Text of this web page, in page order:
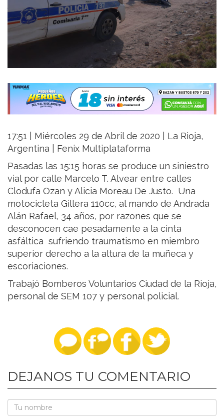
17:51 | Miércoles 29 de Abril de 2020 | La Rioja,
Argentina | Fenix Multiplataforma
Pasadas las 15:15 horas se produce un siniestro
vial por calle Marcelo T. Alvear entre calles
Clodufa Ozan y Alicia Moreau De Justo. Una
motocicleta Gillera 110cc, al mando de Andrada
Alán Rafael, 34 años, por razones que se
desconocen cae pesadamente a la cinta
asfáltica sufriendo traumatismo en miembro
superior derecho a la altura de la muñeca y
escoriaciones.
Trabajó Bomberos Voluntarios Ciudad de la Rioja,
personal de SEM 107 y personal policial.
DEJANOS TU COMENTARIO